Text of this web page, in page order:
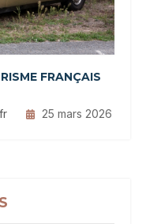
FRANÇAIS
25 mars 2026